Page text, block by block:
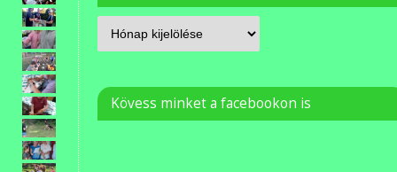
Kövess minket a facebookon is